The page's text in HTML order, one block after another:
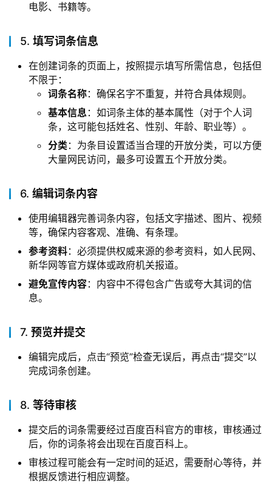
电影、书籍等。
5. 填写词条信息
在创建词条的页面上，按照提示填写所需信息，包括但
不限于：
词条名称：确保名字不重复，并符合具体规则。
基本信息：如词条主体的基本属性（对于个人词
条，这可能包括姓名、性别、年龄、职业等）。
分类：为条目设置适当合理的开放分类，可以方便
大量网民访问，最多可设置五个开放分类。
6. 编辑词条内容
使用编辑器完善词条内容，包括文字描述、图片、视频
等，确保内容客观、准确、有条理。
参考资料：必须提供权威来源的参考资料，如人民网、
新华网等官方媒体或政府机关报道。
避免宣传内容：内容中不得包含广告或夸大其词的信
息。
7. 预览并提交
编辑完成后，点击“预览”检查无误后，再点击“提交”以
完成词条创建。
8. 等待审核
提交后的词条需要经过百度百科官方的审核，审核通过
后，你的词条将会出现在百度百科上。
审核过程可能会有一定时间的延迟，需要耐心等待，并
根据反馈进行相应调整。